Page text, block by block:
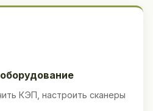
КЭП, настроить сканеры